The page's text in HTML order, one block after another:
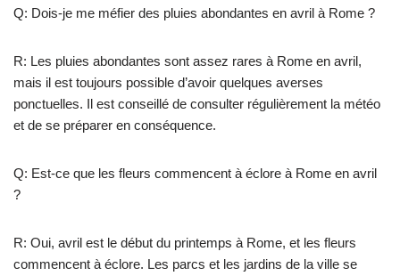
Q: Dois-je me méfier des pluies abondantes en avril à Rome ?
R: Les pluies abondantes sont assez rares à Rome en avril,
mais il est toujours possible d’avoir quelques averses
ponctuelles. Il est conseillé de consulter régulièrement la météo
et de se préparer en conséquence.
Q: Est-ce que les fleurs commencent à éclore à Rome en avril
?
R: Oui, avril est le début du printemps à Rome, et les fleurs
commencent à éclore. Les parcs et les jardins de la ville se